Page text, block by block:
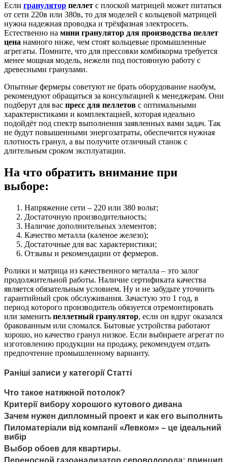
Если гранулятор пеллет с плоской матрицей может питаться
от сети 220в или 380в, то для моделей с кольцевой матрицей
нужна надежная проводка и трёхфазная электросеть.
Естественно на мини гранулятор для производства пеллет
цена намного ниже, чем стоят кольцевые промышленные
агрегаты. Помните, что для прессовки комбикорма требуется
менее мощная модель, нежели под постоянную работу с
древесными гранулами.
Опытные фермеры советуют не брать оборудование наобум,
рекомендуют обращаться за консультацией к менеджерам. Они
подберут для вас пресс для пеллетов с оптимальными
характеристиками и комплектацией, которая идеально
подойдёт под спектр выполнения заявленных вами задач. Так
не будут повышенными энергозатраты, обеспечится нужная
плотность гранул, а вы получите отличный станок с
длительным сроком эксплуатации.
На что обратить внимание при
выборе:
Напряжение сети – 220 или 380 вольт;
Достаточную производительность;
Наличие дополнительных элементов;
Качество металла (каленое железо);
Достаточные для вас характеристики;
Отзывы и рекомендации от фермеров.
Ролики и матрица из качественного металла – это залог
продолжительной работы. Наличие сертификата качества
является обязательным условием. Ну и не забудьте уточнить
гарантийный срок обслуживания. Зачастую это 1 год, в
период которого производитель обязуется отремонтировать
или заменить пеллетный гранулятор, если он вдруг оказался
бракованным или сломался. Бытовые устройства работают
хорошо, но качество гранул низкое. Если выбираете агрегат по
изготовлению продукции на продажу, рекомендуем отдать
предпочтение промышленному варианту.
Раніші записи у категорії Статті
Что такое натяжной потолок?
Критерії вибору хорошого кутового дивана
Зачем нужен дипломный проект и как его выполнить
Пиломатеріали від компанії «Левком» – це ідеальний
вибір
Выбор обоев для квартиры.